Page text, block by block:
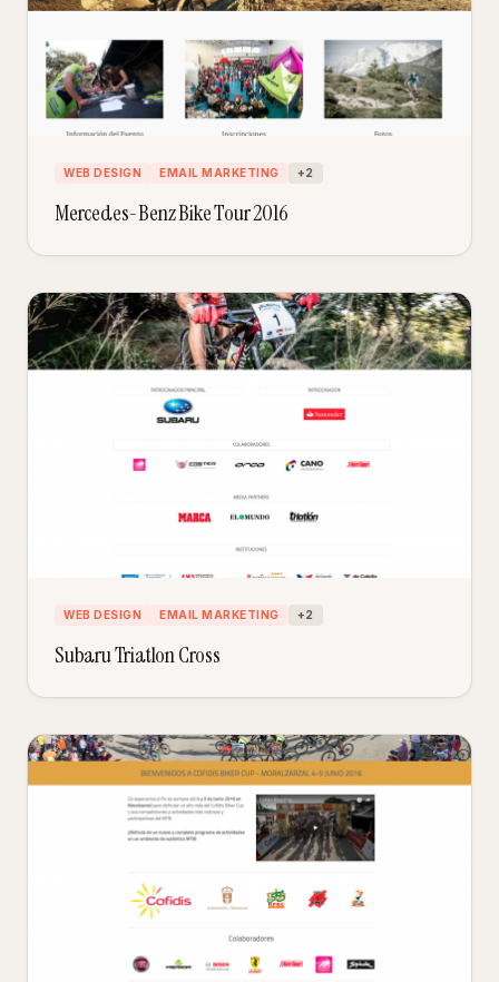
WEB DESIGN EMAIL MARKETING +2
Mercedes-Benz Bike Tour 2016
WEB DESIGN EMAIL MARKETING +2
Subaru Triatlon Cross